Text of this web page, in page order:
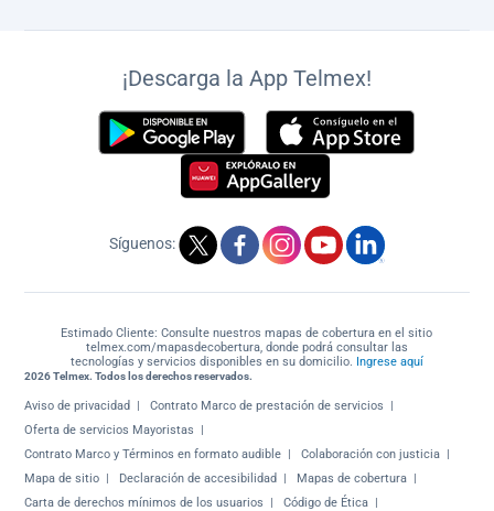
¡Descarga la App Telmex!
Síguenos:
Estimado Cliente: Consulte nuestros mapas de cobertura en el sitio
telmex.com/mapasdecobertura, donde podrá consultar las
tecnologías y servicios disponibles en su domicilio. Ingrese aquí
2026 Telmex. Todos los derechos reservados.
Aviso de privacidad
Contrato Marco de prestación de servicios
Oferta de servicios Mayoristas
Contrato Marco y Términos en formato audible
Colaboración con justicia
Mapa de sitio
Declaración de accesibilidad
Mapas de cobertura
Carta de derechos mínimos de los usuarios
Código de Ética